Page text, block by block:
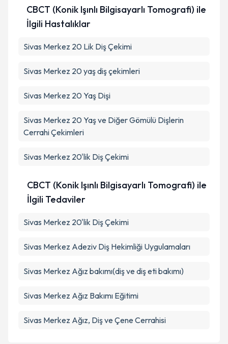
CBCT (Konik Işınlı Bilgisayarlı Tomografi) ile
İlgili Hastalıklar
Sivas Merkez 20 Lik Diş Çekimi
Sivas Merkez 20 yaş diş çekimleri
Sivas Merkez 20 Yaş Dişi
Sivas Merkez 20 Yaş ve Diğer Gömülü Dişlerin
Cerrahi Çekimleri
Sivas Merkez 20'lik Diş Çekimi
CBCT (Konik Işınlı Bilgisayarlı Tomografi) ile
İlgili Tedaviler
Sivas Merkez 20'lik Diş Çekimi
Sivas Merkez Adeziv Diş Hekimliği Uygulamaları
Sivas Merkez Ağız bakımı(diş ve diş eti bakımı)
Sivas Merkez Ağız Bakımı Eğitimi
Sivas Merkez Ağız, Diş ve Çene Cerrahisi